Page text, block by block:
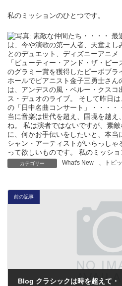
私のミッションのひとつです。
カテゴリー What's New 、 トピ
前の記事
Blog クラシックは時を超えて・